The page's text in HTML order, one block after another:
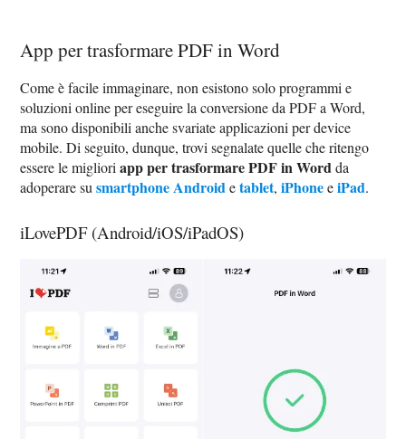
App per trasformare PDF in Word
Come è facile immaginare, non esistono solo programmi e
soluzioni online per eseguire la conversione da PDF a Word,
ma sono disponibili anche svariate applicazioni per device
mobile. Di seguito, dunque, trovi segnalate quelle che ritengo
essere le miglioriapp per trasformare PDF in Wordda
adoperare susmartphone Androidetablet,iPhoneeiPad.
iLovePDF (Android/iOS/iPadOS)